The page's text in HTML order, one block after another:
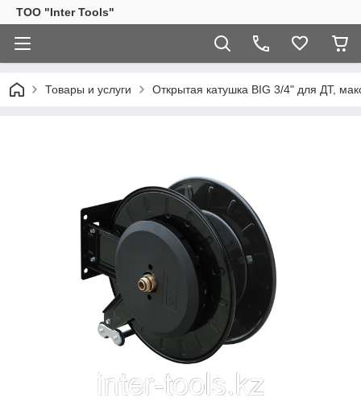
ТОО "Inter Tools"
Товары и услуги Открытая катушка BIG 3/4" для ДТ,